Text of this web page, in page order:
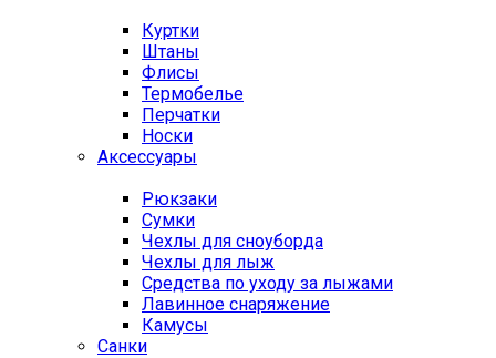
Куртки
Штаны
Флисы
Термобелье
Перчатки
Носки
Аксессуары
Рюкзаки
Сумки
Чехлы для сноуборда
Чехлы для лыж
Средства по уходу за лыжами
Лавинное снаряжение
Камусы
Санки